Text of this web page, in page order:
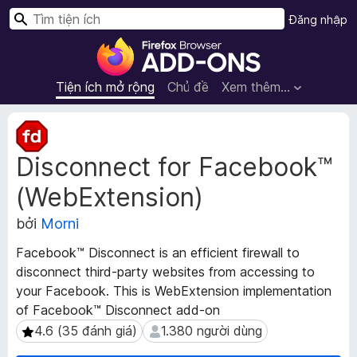
T
ệ
n
h
t
r
h
d
u
y
ệ
t
Tiện ích mở rộng Chủ đề Xem thêm…
Đăng nhập
T
m
Disconnect for Facebook™
(WebExtension)
bởi Morni
Facebook™ Disconnect is an efficient firewall to
disconnect third-party websites from accessing to
your Facebook. This is WebExtension implementation
of Facebook™ Disconnect add-on
4.6 (35 đánh giá)
4.6 (35 đánh giá) 1.380 người dùng
1.380 người dùng
S
i
ê
u
d
ữ
l
i
ệ
u
m
ở
r
ộ